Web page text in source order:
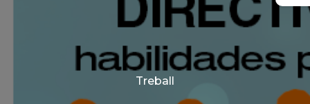
Categories
Treball